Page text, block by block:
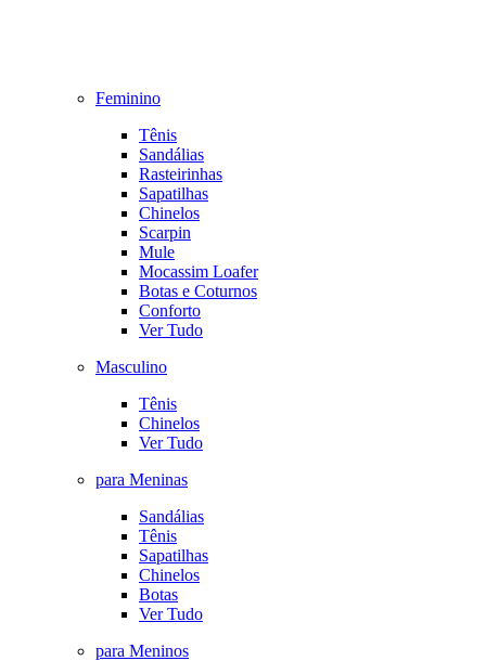
Feminino
Tênis
Sandálias
Rasteirinhas
Sapatilhas
Chinelos
Scarpin
Mule
Mocassim Loafer
Botas e Coturnos
Conforto
Ver Tudo
Masculino
Tênis
Chinelos
Ver Tudo
para Meninas
Sandálias
Tênis
Sapatilhas
Chinelos
Botas
Ver Tudo
para Meninos